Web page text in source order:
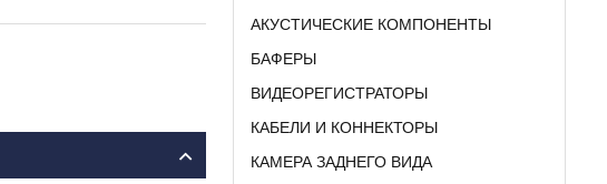
АКУСТИЧЕСКИЕ КОМПОНЕНТЫ
БАФЕРЫ
ВИДЕОРЕГИСТРАТОРЫ
КАБЕЛИ И КОННЕКТОРЫ
КАМЕРА ЗАДНЕГО ВИДА